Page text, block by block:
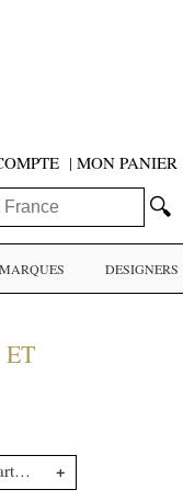
| MON PANIER
🔍
MARQUES DESIGNERS
Région/ Département +